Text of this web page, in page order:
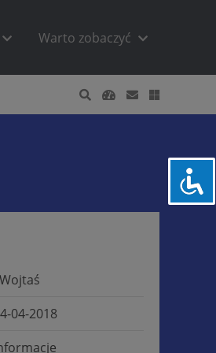
Warto zobaczyć
04-2018